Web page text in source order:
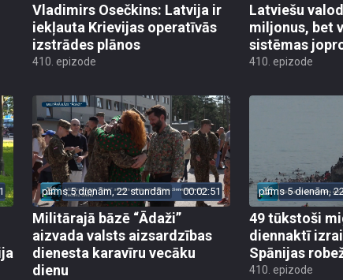
Vladimirs Osečkins: Latvija ir
iekļauta Krievijas operatīvās
izstrādes plānos
410. epizode
Latviešu
miljonus, bet
sistēmas
410. epizode
pirms 5 dienām, 22 stundām 00:02:51
Militārajā bāzē “Ādaži”
aizvada valsts aizsardzības
dienesta karavīru vecāku
dienu
pirms 5 dienām,
49 tūkstoši
diennaktī
Spānijas
410. epizode